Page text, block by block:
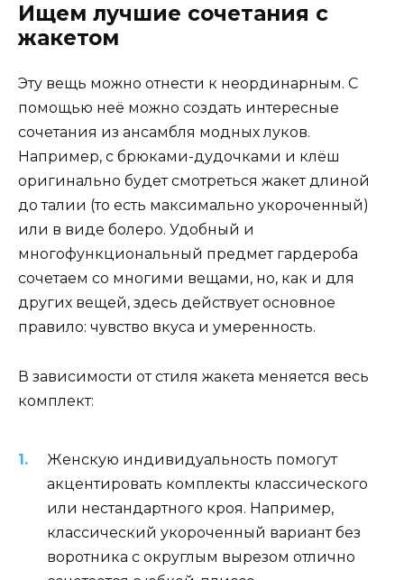
Ищем лучшие сочетания с
жакетом
Эту вещь можно отнести к неординарным. С
помощью неё можно создать интересные
сочетания из ансамбля модных луков.
Например, с брюками-дудочками и клёш
оригинально будет смотреться жакет длиной
до талии (то есть максимально укороченный)
или в виде болеро. Удобный и
многофункциональный предмет гардероба
сочетаем со многими вещами, но, как и для
других вещей, здесь действует основное
правило: чувство вкуса и умеренность.
В зависимости от стиля жакета меняется весь
комплект:
Женскую индивидуальность помогут
акцентировать комплекты классического
или нестандартного кроя. Например,
классический укороченный вариант без
воротника с округлым вырезом отлично